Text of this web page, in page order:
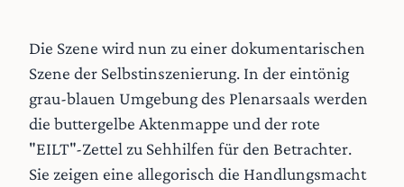
Die Szene wird nun zu einer dokumentarischen
Szene der Selbstinszenierung. In der eintönig
grau-blauen Umgebung des Plenarsaals werden
die buttergelbe Aktenmappe und der rote
"EILT"-Zettel zu Sehhilfen für den Betrachter.
Sie zeigen eine allegorisch die Handlungsmacht